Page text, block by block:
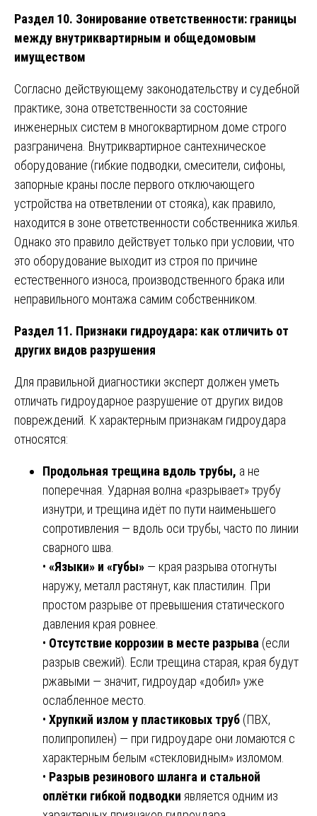
Раздел 10. Зонирование ответственности: границы
между внутриквартирным и общедомовым
имуществом
Согласно действующему законодательству и судебной
практике, зона ответственности за состояние
инженерных систем в многоквартирном доме строго
разграничена. Внутриквартирное сантехническое
оборудование (гибкие подводки, смесители, сифоны,
запорные краны после первого отключающего
устройства на ответвлении от стояка), как правило,
находится в зоне ответственности собственника жилья.
Однако это правило действует только при условии, что
это оборудование выходит из строя по причине
естественного износа, производственного брака или
неправильного монтажа самим собственником.
Раздел 11. Признаки гидроудара: как отличить от
других видов разрушения
Для правильной диагностики эксперт должен уметь
отличать гидроударное разрушение от других видов
повреждений. К характерным признакам гидроудара
относятся:
Продольная трещина вдоль трубы, а не
поперечная. Ударная волна «разрывает» трубу
изнутри, и трещина идёт по пути наименьшего
сопротивления — вдоль оси трубы, часто по линии
сварного шва.
• «Языки» и «губы» — края разрыва отогнуты
наружу, металл растянут, как пластилин. При
простом разрыве от превышения статического
давления края ровнее.
• Отсутствие коррозии в месте разрыва (если
разрыв свежий). Если трещина старая, края будут
ржавыми — значит, гидроудар «добил» уже
ослабленное место.
• Хрупкий излом у пластиковых труб (ПВХ,
полипропилен) — при гидроударе они ломаются с
характерным белым «стекловидным» изломом.
• Разрыв резинового шланга и стальной
оплётки гибкой подводки является одним из